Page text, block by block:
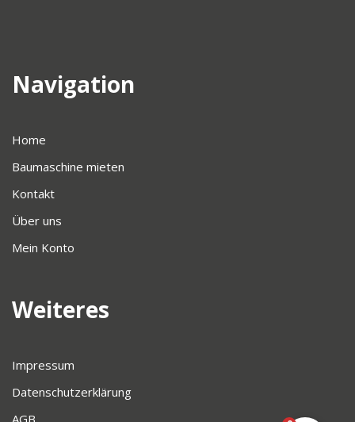
Navigation
Home
Baumaschine mieten
Kontakt
Über uns
Mein Konto
Weiteres
Impressum
Datenschutzerklärung